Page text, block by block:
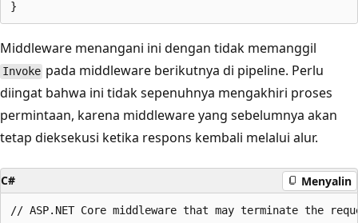
Middleware menangani ini dengan tidak memanggil
Invoke pada middleware berikutnya di pipeline. Perlu
diingat bahwa ini tidak sepenuhnya mengakhiri proses
permintaan, karena middleware yang sebelumnya akan
tetap dieksekusi ketika respons kembali melalui alur.
C# Menyalin
// ASP.NET Core middleware that may terminate the